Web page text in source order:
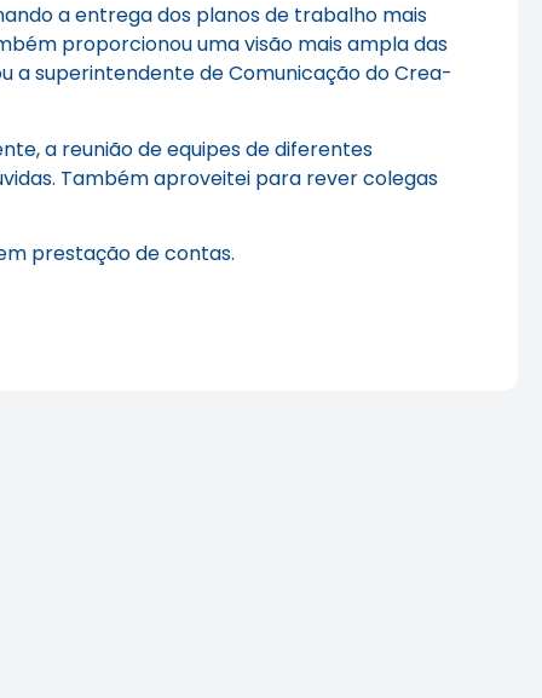
a entrega dos planos de trabalho mais
proporcionou uma visão mais ampla das
a superintendente de Comunicação do Crea-
a reunião de equipes de diferentes
Também aproveitei para rever colegas
prestação de contas.